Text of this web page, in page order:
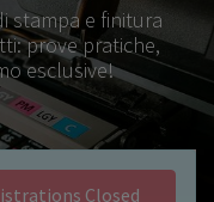
stampa e finitura
prove pratiche,
esclusive!
Closed